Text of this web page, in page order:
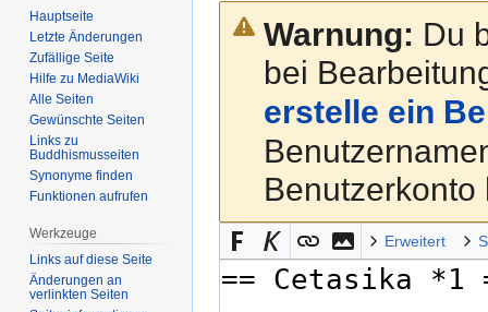
Navigation
springen
Suche
springen
Warnung: Du
bei
erstelle ein
Erweitert
Hauptseite
Letzte Änderungen
Zufällige Seite
Hilfe zu MediaWiki
Alle Seiten
Gewünschte Seiten
Links zu
Buddhismusseiten
Synonyme finden
Funktionen aufrufen
Werkzeuge
Links auf diese Seite
Änderungen an
verlinkten Seiten